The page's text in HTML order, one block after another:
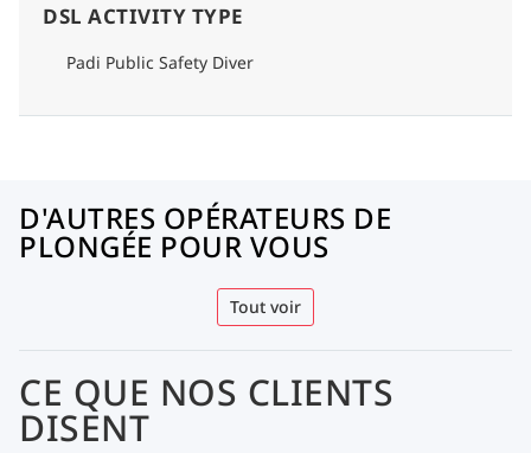
DSL ACTIVITY TYPE
Padi Public Safety Diver
D'AUTRES OPÉRATEURS DE
PLONGÉE POUR VOUS
Tout voir
CE QUE NOS CLIENTS
DISENT